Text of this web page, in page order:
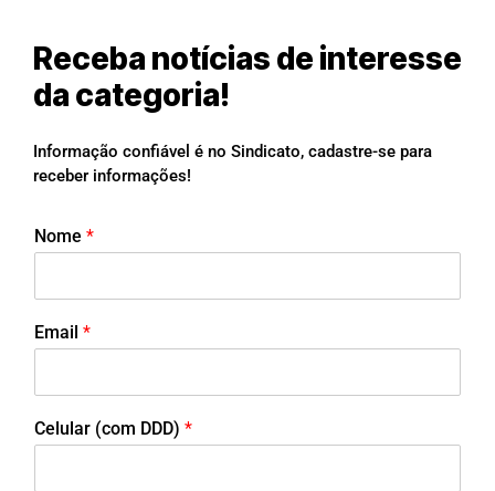
Receba notícias de interesse
da categoria!
Informação confiável é no Sindicato, cadastre-se para
receber informações!
Nome *
Email *
Celular (com DDD) *